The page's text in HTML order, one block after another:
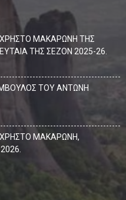
ΧΡΗΣΤΟ ΜΑΚΑΡΩΝΗ ΤΗΣ
ΤΗΣ ΣΕΖΟΝ 2025-26.
ΤΟΥ ΑΝΤΩΝΗ
ΧΡΗΣΤΟ ΜΑΚΑΡΩΝΗ,